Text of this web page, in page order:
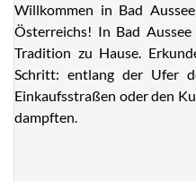
Willkommen in Bad
Österreichs! In Bad
Tradition zu Hause.
Schritt: entlang der Ufer
Einkaufsstraßen oder den
dampften.